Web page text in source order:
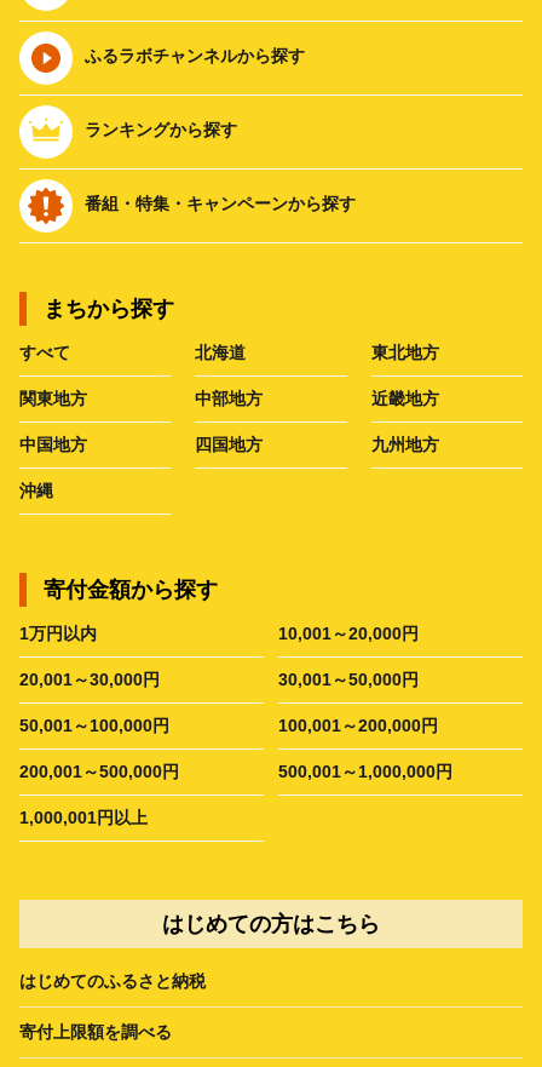
ふるラボチャンネルから探す
ランキングから探す
番組・特集・キャンペーンから探す
まちから探す
すべて 北海道 東北地方
関東地方 中部地方 近畿地方
中国地方 四国地方 九州地方
沖縄
寄付金額から探す
1万円以内 10,001～20,000円
20,001～30,000円 30,001～50,000円
50,001～100,000円 100,001～200,000円
200,001～500,000円 500,001～1,000,000円
1,000,001円以上
はじめての方はこちら
はじめてのふるさと納税
寄付上限額を調べる